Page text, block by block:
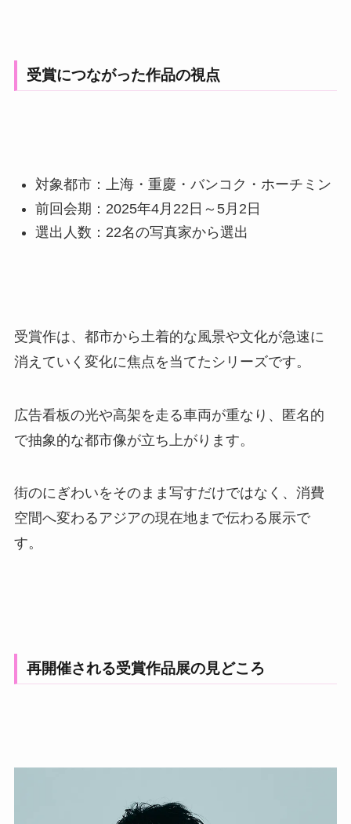
受賞につながった作品の視点
対象都市：上海・重慶・バンコク・ホーチミン
前回会期：2025年4月22日～5月2日
選出人数：22名の写真家から選出
受賞作は、都市から土着的な風景や文化が急速に
消えていく変化に焦点を当てたシリーズです。
広告看板の光や高架を走る車両が重なり、匿名的
で抽象的な都市像が立ち上がります。
街のにぎわいをそのまま写すだけではなく、消費
空間へ変わるアジアの現在地まで伝わる展示で
す。
再開催される受賞作品展の見どころ